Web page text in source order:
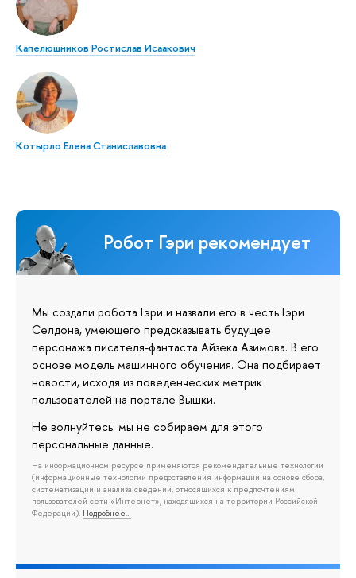
Капелюшников Ростислав Исаакович
Котырло Елена Станиславовна
Робот Гэри рекомендует
Мы создали робота Гэри и назвали его в честь Гэри
Селдона, умеющего предсказывать будущее
персонажа писателя-фантаста Айзека Азимова. В его
основе модель машинного обучения. Она подбирает
новости, исходя из поведенческих метрик
пользователей на портале Вышки.
Не волнуйтесь: мы не собираем для этого
персональные данные.
На информационном ресурсе применяются рекомендательные технологии
(информационные технологии предоставления информации на основе сбора,
систематизации и анализа сведений, относящихся к предпочтениям
пользователей сети «Интернет», находящихся на территории Российской
Федерации). Подробнее…